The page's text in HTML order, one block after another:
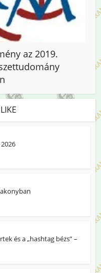
az 2019.
és a „hashtag bézs” –